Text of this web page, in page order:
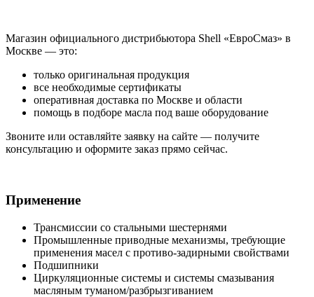
Магазин официального дистрибьютора Shell «ЕвроСмаз» в
Москве — это:
только оригинальная продукция
все необходимые сертификаты
оперативная доставка по Москве и области
помощь в подборе масла под ваше оборудование
Звоните или оставляйте заявку на сайте — получите
консультацию и оформите заказ прямо сейчас.
Применение
Трансмиссии со стальными шестернями
Промышленные приводные механизмы, требующие
применения масел с противо-задирными свойствами
Подшипники
Циркуляционные системы и системы смазывания
масляным туманом/разбрызгиванием